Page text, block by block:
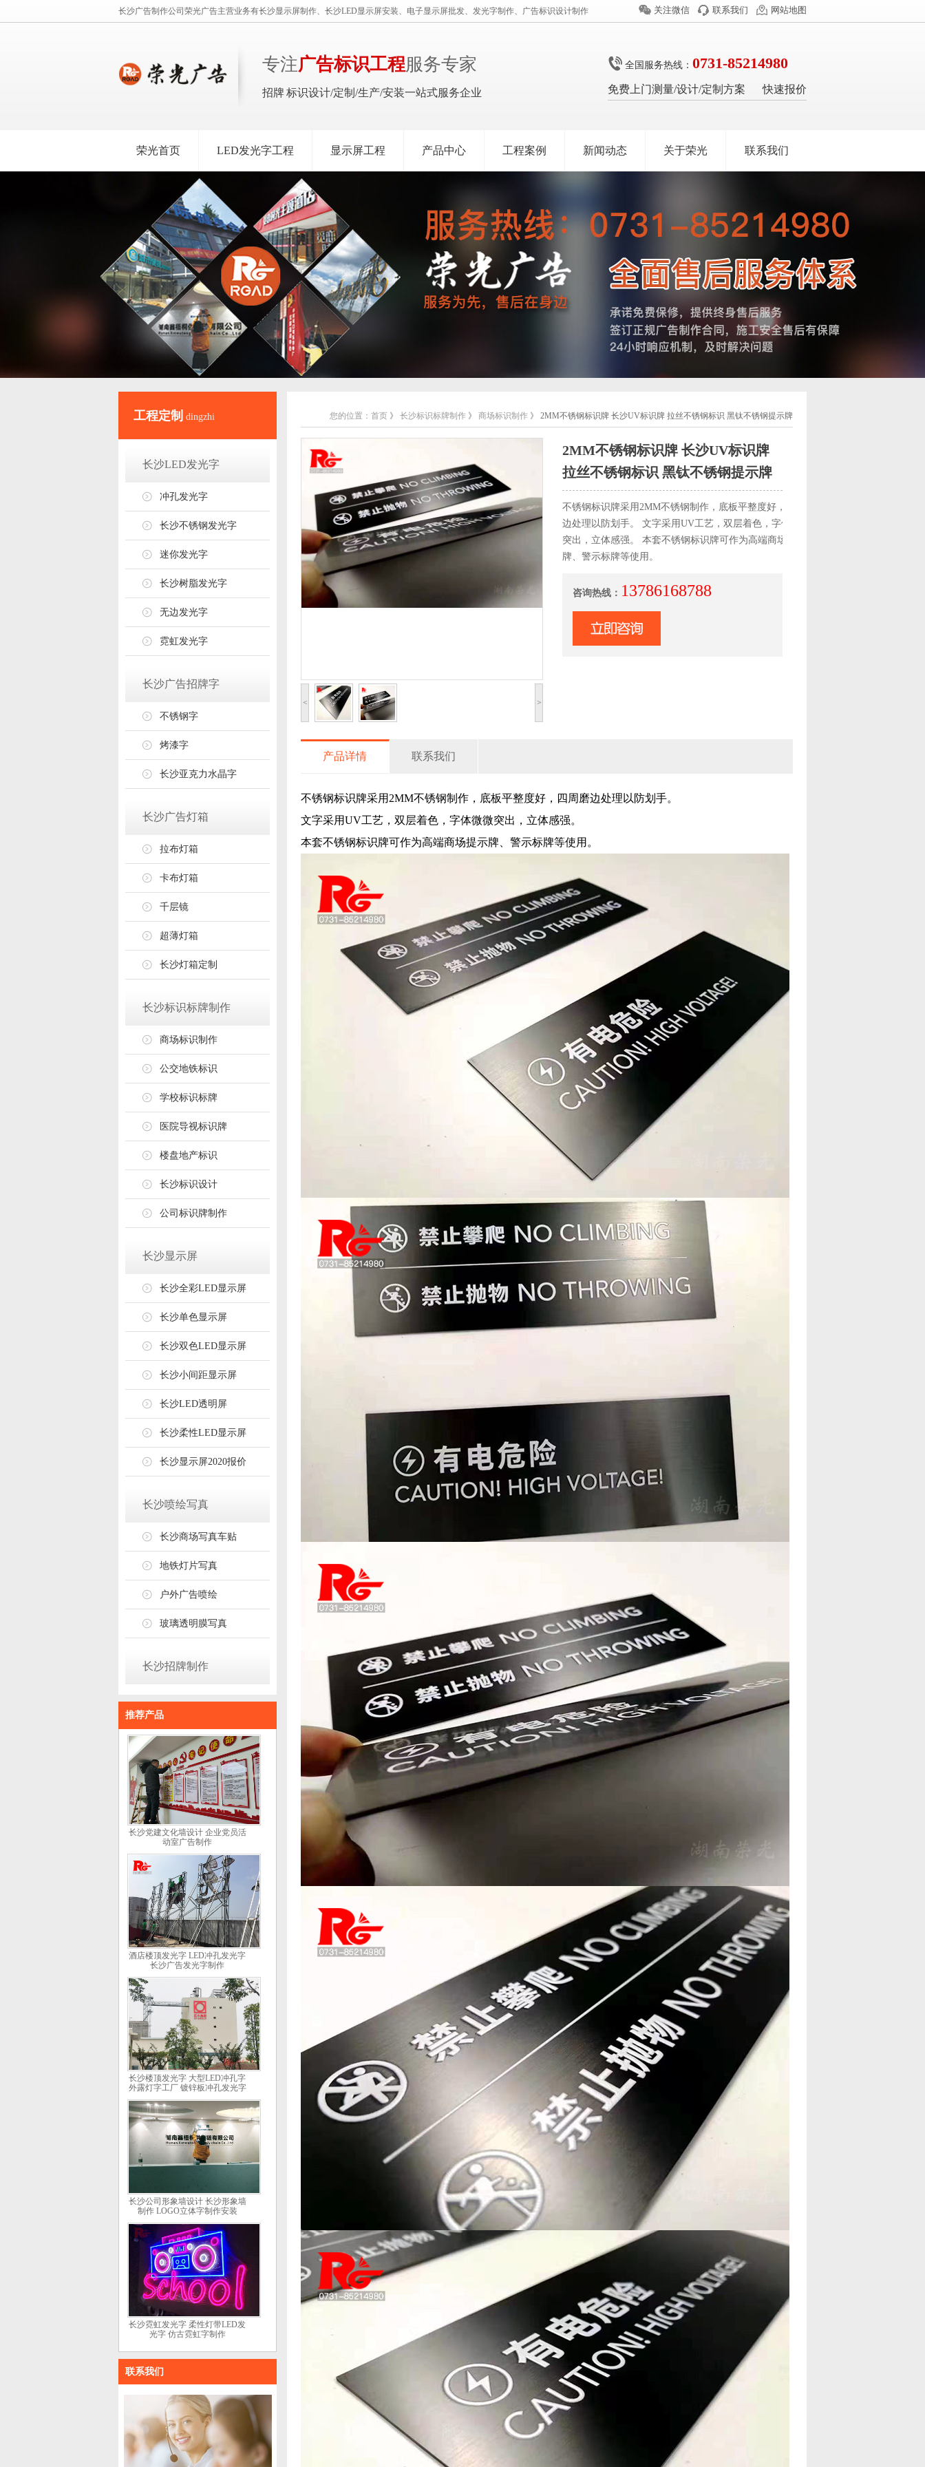
长沙广告制作公司荣光广告主营业务有长沙显示屏制作、长沙LED显示屏安装、电子显示屏批发、发光字制作、广告标识设计制作 关注微信 联系我们 网站地图
专注广告标识工程服务专家
招牌 标识设计/定制/生产/安装一站式服务企业
全国服务热线： 0731-85214980
免费上门测量/设计/定制方案 快速报价
荣光首页 LED发光字工程 显示屏工程 产品中心 工程案例 新闻动态 关于荣光 联系我们
工程定制 dingzhi
长沙LED发光字
冲孔发光字
长沙不锈钢发光字
迷你发光字
长沙树脂发光字
无边发光字
霓虹发光字
长沙广告招牌字
不锈钢字
烤漆字
长沙亚克力水晶字
长沙广告灯箱
拉布灯箱
卡布灯箱
千层镜
超薄灯箱
长沙灯箱定制
长沙标识标牌制作
商场标识制作
公交地铁标识
学校标识标牌
医院导视标识牌
楼盘地产标识
长沙标识设计
公司标识牌制作
长沙显示屏
长沙全彩LED显示屏
长沙单色显示屏
长沙双色LED显示屏
长沙小间距显示屏
长沙LED透明屏
长沙柔性LED显示屏
长沙显示屏2020报价
长沙喷绘写真
长沙商场写真车贴
地铁灯片写真
户外广告喷绘
玻璃透明膜写真
长沙招牌制作
推荐产品
长沙党建文化墙设计 企业党员活
动室广告制作
酒店楼顶发光字 LED冲孔发光字
长沙广告发光字制作
长沙楼顶发光字 大型LED冲孔字
外露灯字工厂 镀锌板冲孔发光字
长沙公司形象墙设计 长沙形象墙
制作 LOGO立体字制作安装
长沙霓虹发光字 柔性灯带LED发
光字 仿古霓虹字制作
联系我们
您的位置： 首页 》 长沙标识标牌制作 》 商场标识制作 》 2MM不锈钢标识牌 长沙UV标识牌 拉丝不锈钢标识 黑钛不锈钢提示牌
< >
2MM不锈钢标识牌 长沙UV标识牌
拉丝不锈钢标识 黑钛不锈钢提示牌
不锈钢标识牌采用2MM不锈钢制作，底板平整度好，四周磨
边处理以防划手。 文字采用UV工艺，双层着色，字体微微
突出，立体感强。 本套不锈钢标识牌可作为高端商场提示
牌、警示标牌等使用。
咨询热线： 13786168788
产品详情 联系我们
不锈钢标识牌采用2MM不锈钢制作，底板平整度好，四周磨边处理以防划手。
文字采用UV工艺，双层着色，字体微微突出，立体感强。
本套不锈钢标识牌可作为高端商场提示牌、警示标牌等使用。